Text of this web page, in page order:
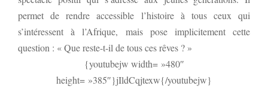
permet de rendre accessible l’histoire à tous ceux qui
s’intéressent à l’Afrique, mais pose implicitement cette
question : « Que reste-t-il de tous ces rêves ? »
{youtubejw width= »480″
height= »385″}jIldCqjtexw{/youtubejw}